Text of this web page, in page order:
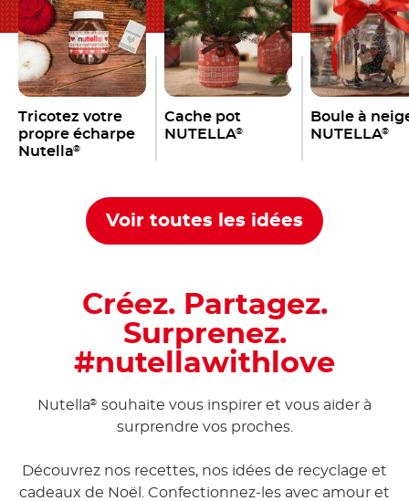
Tricotez votre
propre écharpe
Nutella®
Cache pot
NUTELLA®
Boule à
NUTELLA®
Voir toutes les idées
Créez. Partagez.
Surprenez.
#nutellawithlove
Nutella® souhaite vous inspirer et vous aider à
surprendre vos proches.
Découvrez nos recettes, nos idées de recyclage et
cadeaux de Noël. Confectionnez-les avec amour et